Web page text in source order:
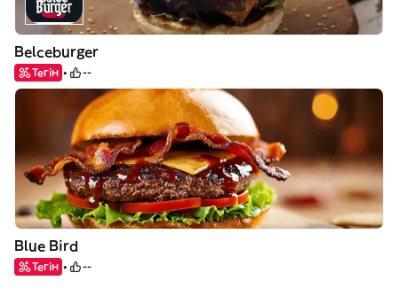
Belceburger
Тегін --
Blue Bird
Тегін --